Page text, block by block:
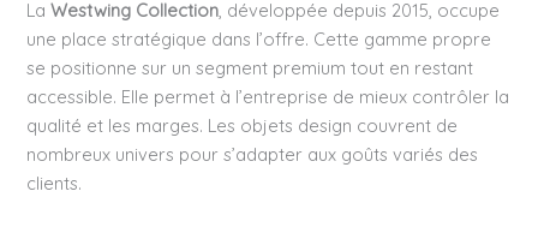
LaWestwing Collection , développée depuis 2015, occupe
une place stratégique dans l’offre. Cette gamme propre
se positionne sur un segment premium tout en restant
accessible. Elle permet à l’entreprise de mieux contrôler la
qualité et les marges. Les objets design couvrent de
nombreux univers pour s’adapter aux goûts variés des
clients.